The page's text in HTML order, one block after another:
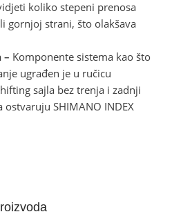
koliko stepeni prenosa
gornjoj strani, što olakšava
– Komponente sistema kao što
ugrađen je u ručicu
sajla bez trenja i zadnji
SHIMANO INDEX